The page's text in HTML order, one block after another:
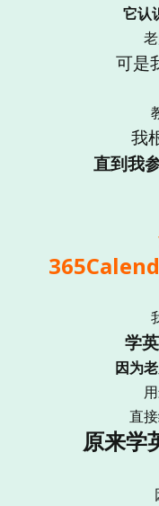
它认
可是
我
直到我
学
因为
直
原来学